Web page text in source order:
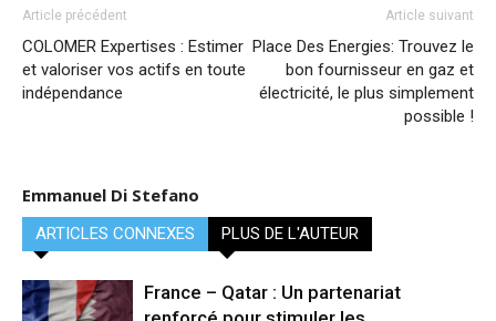
Article précédent
COLOMER Expertises : Estimer
et valoriser vos actifs en toute
indépendance
Article suivant
Place Des Energies: Trouvez le
bon fournisseur en gaz et
électricité, le plus simplement
possible !
Emmanuel Di Stefano
ARTICLES CONNEXES PLUS DE L'AUTEUR
France – Qatar : Un partenariat